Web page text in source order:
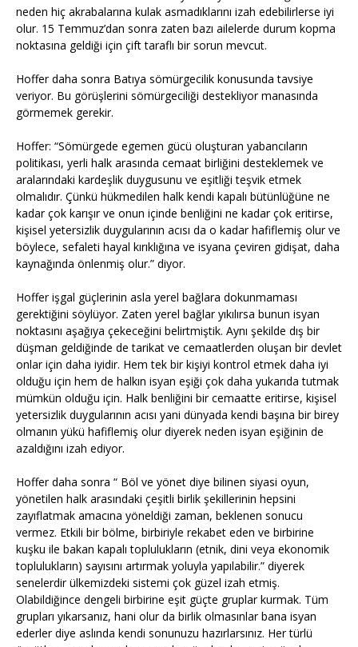
neden hiç akrabalarına kulak asmadıklarını izah edebilirlerse iyi
olur. 15 Temmuz’dan sonra zaten bazı ailelerde durum kopma
noktasına geldiği için çift taraflı bir sorun mevcut.
Hoffer daha sonra Batıya sömürgecilik konusunda tavsiye
veriyor. Bu görüşlerini sömürgeciliği destekliyor manasında
görmemek gerekir.
Hoffer: “Sömürgede egemen gücü oluşturan yabancıların
politikası, yerli halk arasında cemaat birliğini desteklemek ve
aralarındaki kardeşlik duygusunu ve eşitliği teşvik etmek
olmalıdır. Çünkü hükmedilen halk kendi kapalı bütünlüğüne ne
kadar çok karışır ve onun içinde benliğini ne kadar çok eritirse,
kişisel yetersizlik duygularının acısı da o kadar hafiflemiş olur ve
böylece, sefaleti hayal kırıklığına ve isyana çeviren gidişat, daha
kaynağında önlenmiş olur.” diyor.
Hoffer işgal güçlerinin asla yerel bağlara dokunmaması
gerektiğini söylüyor. Zaten yerel bağlar yıkılırsa bunun isyan
noktasını aşağıya çekeceğini belirtmiştik. Aynı şekilde dış bir
düşman geldiğinde de tarikat ve cemaatlerden oluşan bir devlet
onlar için daha iyidir. Hem tek bir kişiyi kontrol etmek daha iyi
olduğu için hem de halkın isyan eşiği çok daha yukarıda tutmak
mümkün olduğu için. Halk benliğini bir cemaatte eritirse, kişisel
yetersizlik duygularının acısı yani dünyada kendi başına bir birey
olmanın yükü hafiflemiş olur diyerek neden isyan eşiğinin de
azaldığını izah ediyor.
Hoffer daha sonra “ Böl ve yönet diye bilinen siyasi oyun,
yönetilen halk arasındaki çeşitli birlik şekillerinin hepsini
zayıflatmak amacına yöneldiği zaman, beklenen sonucu
vermez. Etkili bir bölme, birbiriyle rekabet eden ve birbirine
kuşku ile bakan kapalı toplulukların (etnik, dini veya ekonomik
toplulukların) sayısını artırmak yoluyla yapılabilir.” diyerek
senelerdir ülkemizdeki sistemi çok güzel izah etmiş.
Olabildiğince dengeli birbirine eşit güçte gruplar kurmak. Tüm
grupları yıkarsanız, hani olur da birlik olmasınlar bana isyan
ederler diye aslında kendi sonunuzu hazırlarsınız. Her türlü